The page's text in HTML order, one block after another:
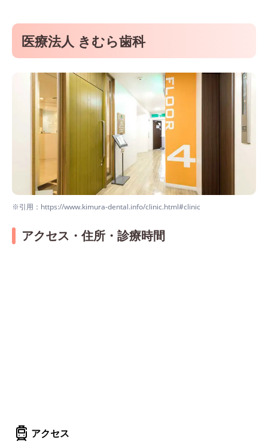
医療法人 きむら歯科
※引用：https://www.kimura-dental.info/clinic.html#clinic
アクセス・住所・診療時間
アクセス